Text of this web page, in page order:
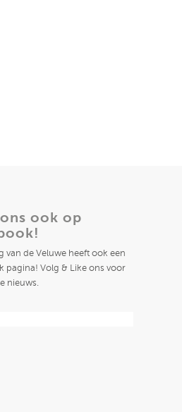
ook op
van de Veluwe heeft ook een
pagina! Volg & Like ons voor
nieuws.